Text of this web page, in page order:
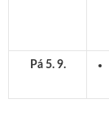
Pá 5. 9.